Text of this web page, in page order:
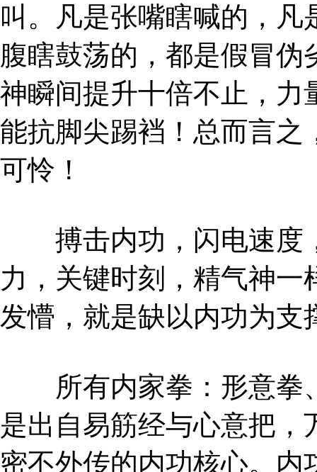
叫。凡是张嘴瞎喊的，
腹瞎鼓荡的，都是假冒
神瞬间提升十倍不止，力
能抗脚尖踢裆！总而言之
可怜！
搏击内功，闪电速度
力，关键时刻，精气神
发懵，就是缺以内功为支
所有内家拳：形意拳
是出自易筋经与心意把
密不外传的内功核心。